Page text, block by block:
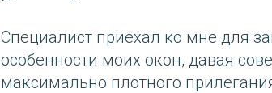
Специалист приехал ко мне для
особенности моих окон, давая
максимально плотного